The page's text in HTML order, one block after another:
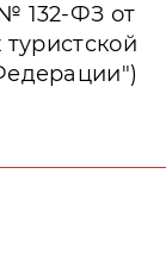
132-ФЗ от